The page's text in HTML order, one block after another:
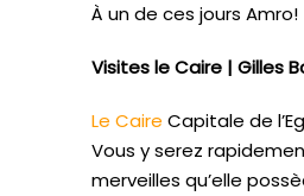
À un de ces jours Amro!
Visites le Caire | Gilles
Le Caire Capitale de
Vous y serez
merveilles qu’elle